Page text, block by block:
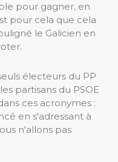
pour gagner, en
pour cela que cela
le Galicien en
électeurs du PP
partisans du PSOE
ces acronymes :
en s'adressant à
n'allons pas